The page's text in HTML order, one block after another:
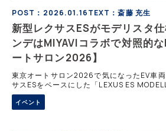
POST：2026.01.16TEXT：斎藤 充生
新型レクサスESがモデリスタ
ンデはMIYAVIコラボで対照的
ートサロン2026】
東京オートサロン2026で気になったEV車
サスESをベースにした「LEXUS ES
ギタリストMIYAVIとコラボしたヒョンデの
Freedom.」、「INSTER Retro Traveler」
イベント